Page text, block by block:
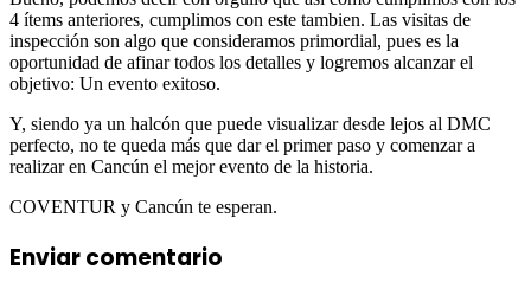
4 ítems anteriores, cumplimos con este tambien. Las visitas de
inspección son algo que consideramos primordial, pues es la
oportunidad de afinar todos los detalles y logremos alcanzar el
objetivo: Un evento exitoso.
Y, siendo ya un halcón que puede visualizar desde lejos al DMC
perfecto, no te queda más que dar el primer paso y comenzar a
realizar en Cancún el mejor evento de la historia.
COVENTUR y Cancún te esperan.
Enviar comentario